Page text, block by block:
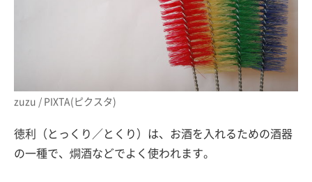
zuzu / PIXTA(ピクスタ)
徳利（とっくり／とくり）は、お酒を入れるための酒器
の一種で、燗酒などでよく使われます。